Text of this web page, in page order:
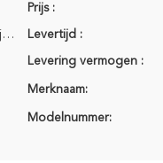
Prijs :
Alle producten worden ingepakt op juiste manier om het te houden brandkast. Voor kleine grootte van Levertijd :
Levering vermogen :
Merknaam:
Modelnummer: